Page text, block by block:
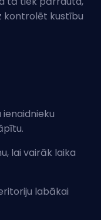
kontrolēt kustību
ienaidnieku
lai vairāk laika
labākai